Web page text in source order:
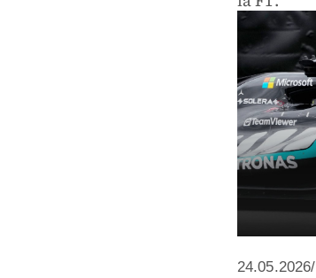
24.05.2026/